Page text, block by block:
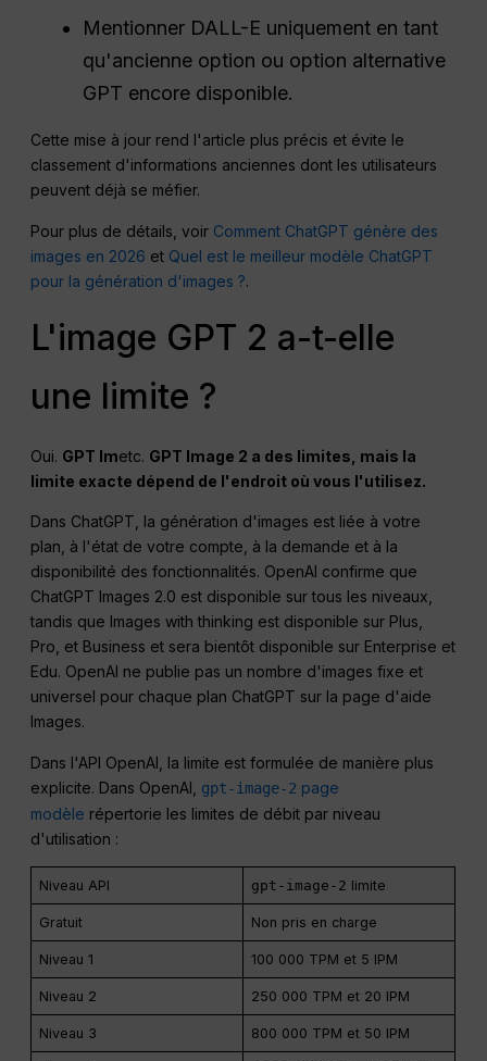
Mentionner DALL-E uniquement en tant
qu'ancienne option ou option alternative
GPT encore disponible.
Cette mise à jour rend l'article plus précis et évite le
classement d'informations anciennes dont les utilisateurs
peuvent déjà se méfier.
Pour plus de détails, voir Comment ChatGPT génère des
images en 2026 et Quel est le meilleur modèle ChatGPT
pour la génération d'images ?.
L'image GPT 2 a-t-elle
une limite ?
Oui. GPT Imetc. GPT Image 2 a des limites, mais la
limite exacte dépend de l'endroit où vous l'utilisez.
Dans ChatGPT, la génération d'images est liée à votre
plan, à l'état de votre compte, à la demande et à la
disponibilité des fonctionnalités. OpenAI confirme que
ChatGPT Images 2.0 est disponible sur tous les niveaux,
tandis que Images with thinking est disponible sur Plus,
Pro, et Business et sera bientôt disponible sur Enterprise et
Edu. OpenAI ne publie pas un nombre d'images fixe et
universel pour chaque plan ChatGPT sur la page d'aide
Images.
Dans l'API OpenAI, la limite est formulée de manière plus
explicite. Dans OpenAI, gpt-image-2 page
modèle répertorie les limites de débit par niveau
d'utilisation :
Niveau API gpt-image-2 limite
Gratuit Non pris en charge
Niveau 1 100 000 TPM et 5 IPM
Niveau 2 250 000 TPM et 20 IPM
Niveau 3 800 000 TPM et 50 IPM